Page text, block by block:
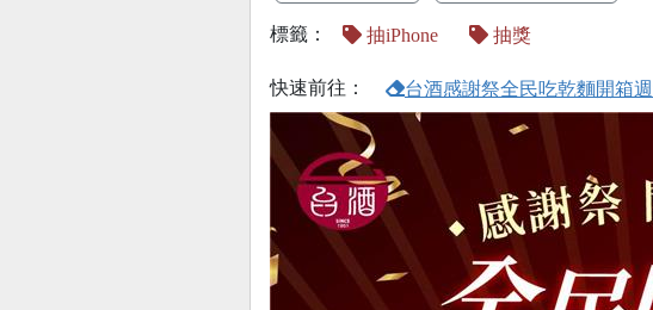
標籤： 抽iPhone 抽獎
快速前往： 台酒感謝祭全民吃乾麵開箱